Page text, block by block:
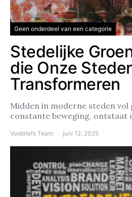
Geen onderdeel van een categorie
Stedelijke
die Onze
Transformeren
Midden in moderne steden vol
constante beweging, ontstaat
Voxbriefs Team juni 12, 2025